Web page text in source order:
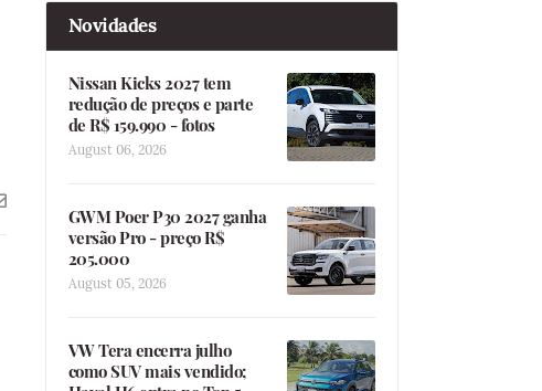
Novidades
Nissan Kicks 2027 tem
redução de preços e parte
de R$ 159.990 - fotos
August 06, 2026
GWM Poer P30 2027 ganha
versão Pro - preço R$
205.000
August 05, 2026
VW Tera encerra julho
como SUV mais vendido;